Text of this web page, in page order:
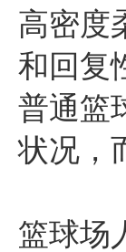
高密度
和回复
普通篮
状况，
篮球场